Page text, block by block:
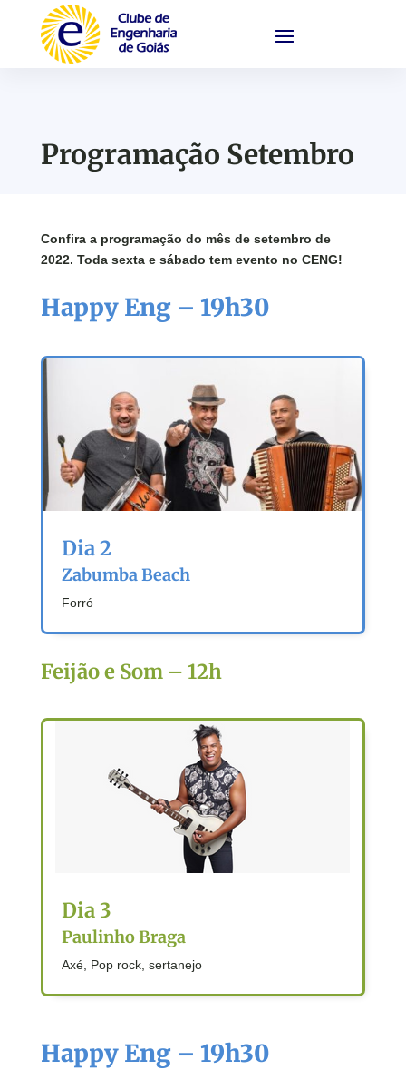
Programação Setembro
Confira a programação do mês de setembro de
2022. Toda sexta e sábado tem evento no CENG!
Happy Eng – 19h30
Dia 2
Zabumba Beach
Forró
Feijão e Som – 12h
Dia 3
Paulinho Braga
Axé, Pop rock, sertanejo
Happy Eng – 19h30